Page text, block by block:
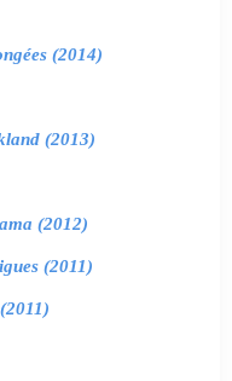
(2014)
(2013)
(2012)
(2011)